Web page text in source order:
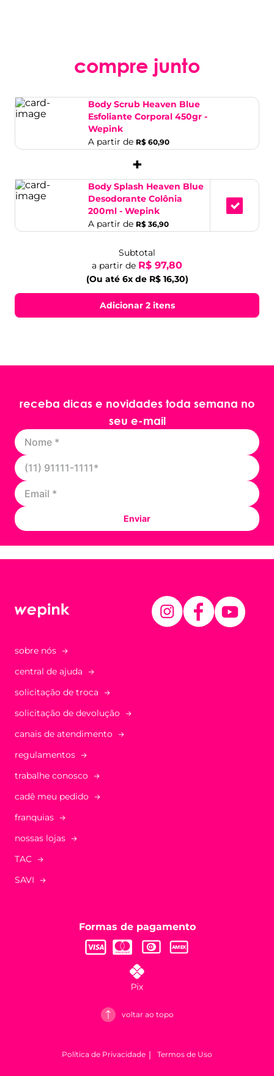
compre junto
Body Scrub Heaven Blue
Esfoliante Corporal 450gr -
Wepink
A partir de R$ 60,90
+
Body Splash Heaven Blue
Desodorante Colônia
200ml - Wepink
A partir de R$ 36,90
Subtotal
a partir de R$ 97,80
(Ou até 6x de R$ 16,30)
Adicionar 2 itens
receba dicas e novidades toda semana no
seu e-mail
Enviar
sobre nós
central de ajuda
solicitação de troca
solicitação de devolução
canais de atendimento
regulamentos
trabalhe conosco
cadê meu pedido
franquias
nossas lojas
TAC
SAVI
Formas de pagamento
voltar ao topo
Política de Privacidade Termos de Uso